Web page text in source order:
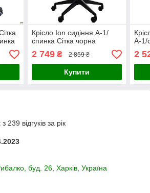
Крісло Ion сидіння А-1/
спинка Сітка чорна
2 749₴ 2 859 ₴
Купити
А-1/
2
239 відгуків за рік
буд. 26, Харків, Україна